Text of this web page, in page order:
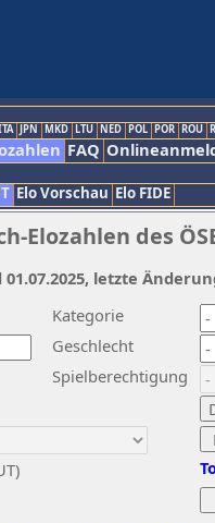
JPN MKD LTU NED POL POR ROU
FAQ
Elo Vorschau Elo FIDE
Elozahlen des
Kategorie
Geschlecht
Spielberechtigung
01.07.2025, letzte